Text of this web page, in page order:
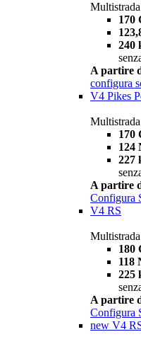
170
240
A partire
configura
V4 Pikes
170
124
227
A partire
Configura
V4 RS
180
118
225
A partire
Configura
new V4